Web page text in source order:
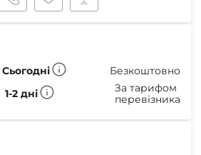
Ремнабори
Сьогодні
Безкоштовно
1-2 дні
За тарифом
перевізника